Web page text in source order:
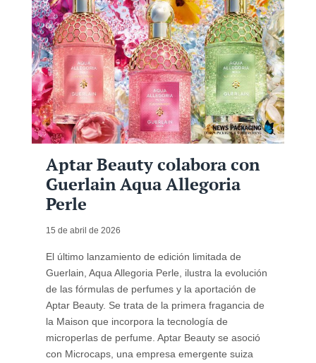
Aptar Beauty colabora con
Guerlain Aqua Allegoria
Perle
15 de abril de 2026
El último lanzamiento de edición limitada de
Guerlain, Aqua Allegoria Perle, ilustra la evolución
de las fórmulas de perfumes y la aportación de
Aptar Beauty. Se trata de la primera fragancia de
la Maison que incorpora la tecnología de
microperlas de perfume. Aptar Beauty se asoció
con Microcaps, una empresa emergente suiza